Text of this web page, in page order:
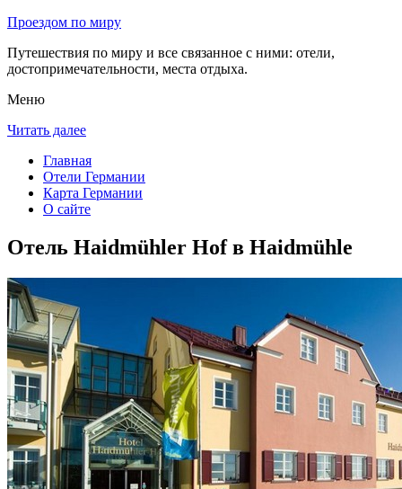
Проездом по миру
Путешествия по миру и все связанное с ними: отели,
достопримечательности, места отдыха.
Меню
Читать далее
Главная
Отели Германии
Карта Германии
О сайте
Отель Haidmühler Hof в Haidmühle